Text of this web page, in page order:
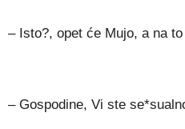
– Isto?, opet će Mujo, a na
– Gospodine, Vi ste